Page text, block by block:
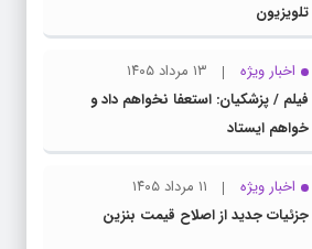
تلویزیون
اخبار ویژه
۱۳ مرداد ۱۴۰۵
فیلم / پزشکیان: استعفا نخواهم داد و
خواهم ایستاد
اخبار ویژه
۱۱ مرداد ۱۴۰۵
جزئیات جدید از اصلاح قیمت بنزین